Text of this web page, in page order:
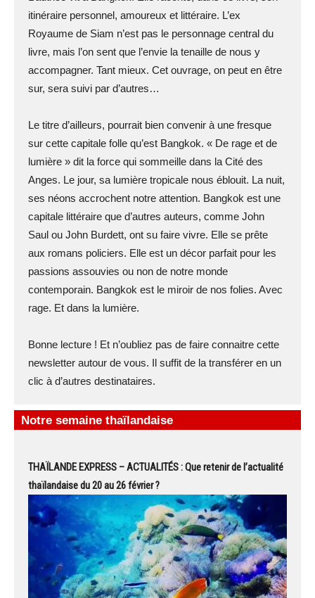
itinéraire personnel, amoureux et littéraire. L’ex
Royaume de Siam n’est pas le personnage central du
livre, mais l’on sent que l’envie la tenaille de nous y
accompagner. Tant mieux. Cet ouvrage, on peut en être
sur, sera suivi par d’autres…
Le titre d’ailleurs, pourrait bien convenir à une fresque
sur cette capitale folle qu’est Bangkok. « De rage et de
lumière » dit la force qui sommeille dans la Cité des
Anges. Le jour, sa lumière tropicale nous éblouit. La nuit,
ses néons accrochent notre attention. Bangkok est une
capitale littéraire que d’autres auteurs, comme John
Saul ou John Burdett, ont su faire vivre. Elle se prête
aux romans policiers. Elle est un décor parfait pour les
passions assouvies ou non de notre monde
contemporain. Bangkok est le miroir de nos folies. Avec
rage. Et dans la lumière.
Bonne lecture ! Et n’oubliez pas de faire connaitre cette
newsletter autour de vous. Il suffit de la transférer en un
clic à d’autres destinataires.
Notre semaine thaïlandaise
THAÏLANDE EXPRESS – ACTUALITÉS : Que retenir de l’actualité
thaïlandaise du 20 au 26 février ?